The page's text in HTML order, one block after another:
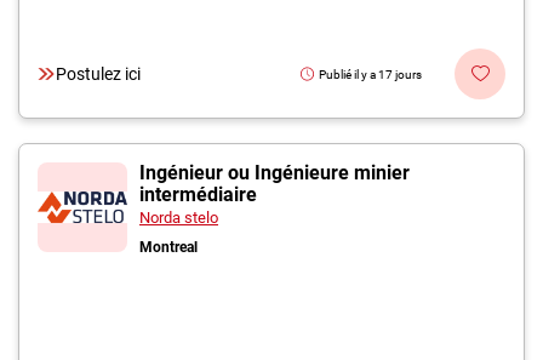
Postulez ici Publié il y a 17 jours
Ingénieur ou Ingénieure minier
intermédiaire
Norda stelo
Montreal